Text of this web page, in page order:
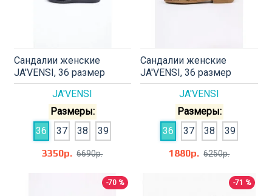
JA'VENSI
Сандалии женские
JA'VENSI, 36 размер
Размеры:
36
37 38
39
3350р. 6690р.
JA'VENSI
Сандалии женские
JA'VENSI, 36 размер
Размеры:
36
37 38
39
1880р. 6250р.
-70 % -71 %